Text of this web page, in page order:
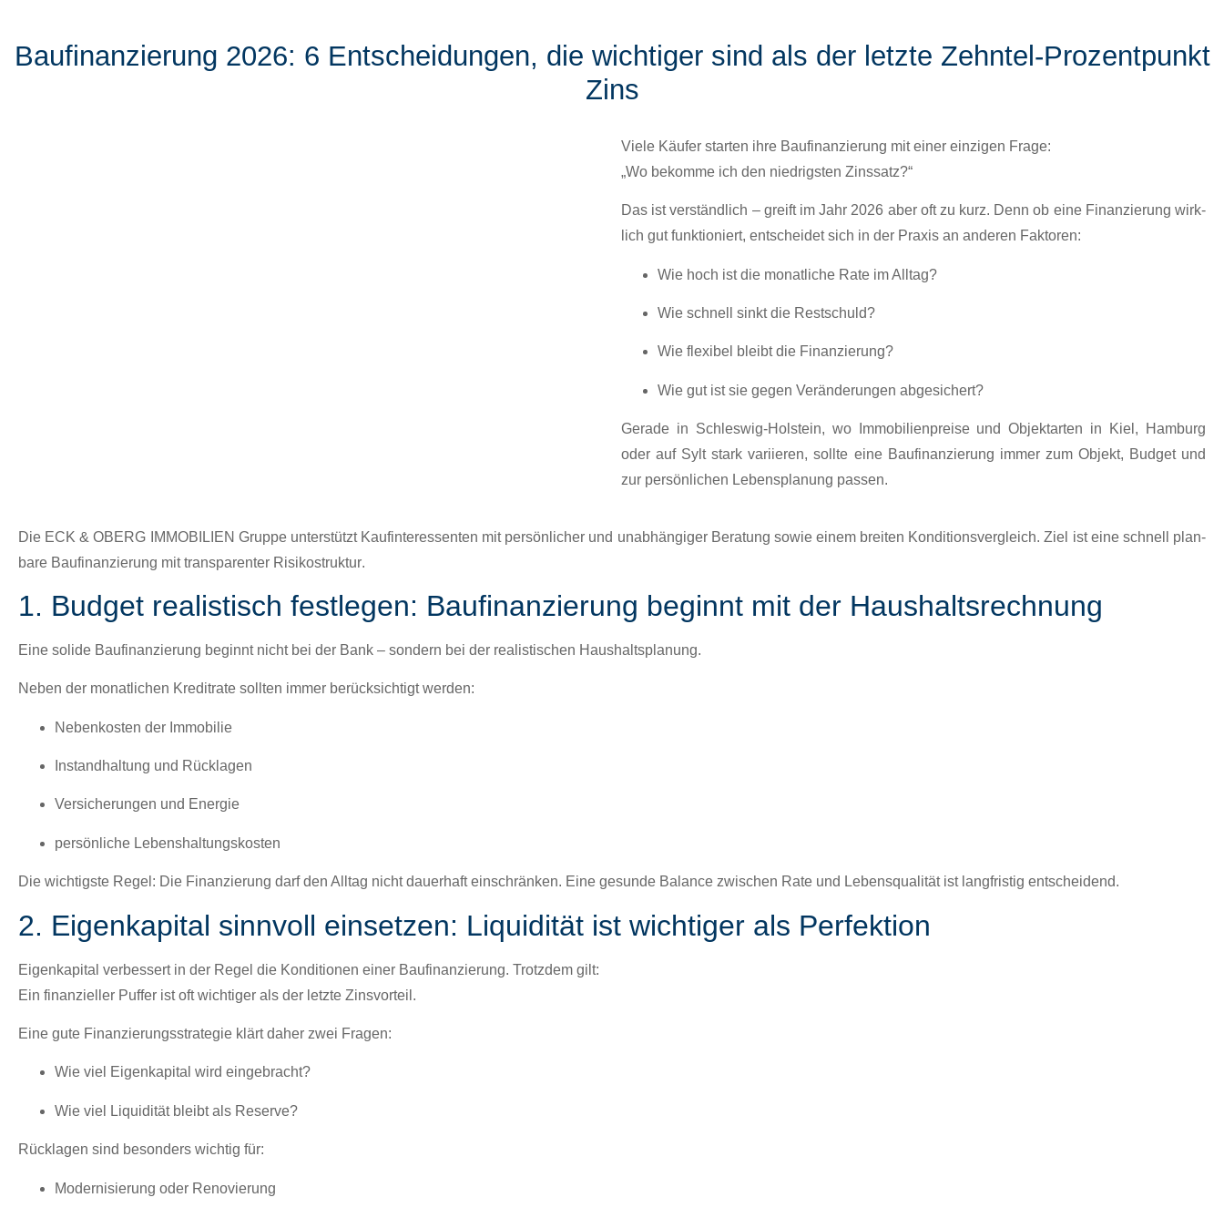
Baufinanzierung 2026: 6 Entscheidungen, die wichtiger sind als der letzte Zehntel-Prozentpunkt
Zins
Viele Käufer starten ihre Bau­fi­nanzierung mit ein­er einzi­gen Frage:
„Wo bekomme ich den niedrig­sten Zinssatz?“
Das ist ver­ständlich – greift im Jahr 2026 aber oft zu kurz. Denn ob eine Finanzierung wirk­
lich gut funk­tion­iert, entschei­det sich in der Prax­is an anderen Fak­toren:
Wie hoch ist die monatliche Rate im All­t­ag?
Wie schnell sinkt die Restschuld?
Wie flex­i­bel bleibt die Finanzierung?
Wie gut ist sie gegen Verän­derun­gen abgesichert?
Ger­ade in Schleswig-Hol­stein, wo Immo­bilien­preise und Objek­tarten in Kiel ,
Ham­burg
oder auf Syltstark vari­ieren, sollte eine Bau­fi­nanzierung immer zum Objekt, Bud­get und
zur per­sön­lichen Leben­s­pla­nung passen.
Die ECK & OBERG IMMOBILIEN Gruppeunter­stützt Kaufin­ter­essen­ten mit per­sön­lich­er und unab­hängiger Beratung sowie einem bre­it­en Kon­di­tionsver­gle­ich. Ziel ist eine schnell plan­
bare Bau­fi­nanzierung mit trans­par­enter Risikostruk­tur.
1. Budget realistisch festlegen: Baufinanzierung beginnt mit der Haushaltsrechnung
Eine solide Bau­fi­nanzierung begin­nt nicht bei der Bank – son­dern bei der real­is­tis­chen Haushalt­s­pla­nung.
Neben der monatlichen Kred­i­trate soll­ten immer berück­sichtigt wer­den:
Nebenkosten der Immo­bilie
Instand­hal­tung und Rück­la­gen
Ver­sicherun­gen und Energie
per­sön­liche Leben­shal­tungskosten
Die wichtig­ste Regel: Die Finanzierung darf den All­t­ag nicht dauer­haft ein­schränken. Eine gesunde Bal­ance zwis­chen Rate und Leben­squal­ität ist langfristig entschei­dend.
2. Eigenkapital sinnvoll einsetzen: Liquidität ist wichtiger als Perfektion
Eigenkap­i­tal verbessert in der Regel die Kon­di­tio­nen ein­er Bau­fi­nanzierung. Trotz­dem gilt:
Ein finanzieller Puffer ist oft wichtiger als der let­zte Zinsvorteil.
Eine gute Finanzierungsstrate­gie klärt daher zwei Fra­gen:
Wie viel Eigenkap­i­tal wird einge­bracht?
Wie viel Liq­uid­ität bleibt als Reserve?
Rück­la­gen sind beson­ders wichtig für:
Mod­ernisierung oder Ren­ovierung